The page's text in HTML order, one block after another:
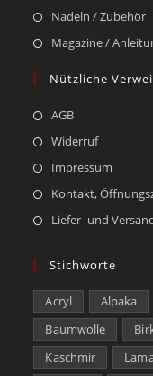
Nadeln / Zubehör
Magazine /
Nützliche
AGB
Widerruf
Impressum
Kontakt,
Liefer- und
Stichworte
Acryl Alpaka
Baumwolle
Kaschmir